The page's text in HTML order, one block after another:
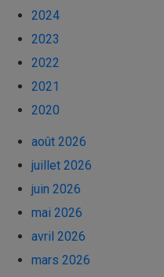
2024
2023
2022
2021
2020
août 2026
juillet 2026
juin 2026
mai 2026
avril 2026
mars 2026